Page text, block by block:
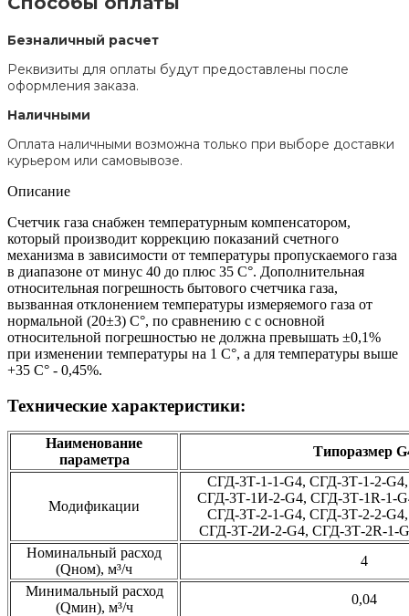
Безналичный расчет
Реквизиты для оплаты будут предоставлены после
оформления заказа.
Наличными
Оплата наличными возможна только при выборе доставки
курьером или самовывозе.
Описание
Счетчик газа снабжен температурным компенсатором,
который производит коррекцию показаний счетного
механизма в зависимости от температуры пропускаемого газа
в диапазоне от минус 40 до плюс 35 С°. Дополнительная
относительная погрешность бытового счетчика газа,
вызванная отклонением температуры измеряемого газа от
нормальной (20±3) С°, по сравнению с с основной
относительной погрешностью не должна превышать ±0,1%
при изменении температуры на 1 С°, а для температуры выше
+35 С° - 0,45%.
Технические характеристики:
Наименование
параметра
Типоразмер
Модификации
СГД-3Т-1-1-G4, СГД-3Т-1-2-
СГД-3Т-1И-2-G4, СГД-3Т-1R-1-
СГД-3Т-2-1-G4, СГД-3Т-2-2-
СГД-3Т-2И-2-G4, СГД-3Т-2R-1-
Номинальный расход
(Qном), м³/ч
4
Минимальный расход
(Qмин), м³/ч
0,04